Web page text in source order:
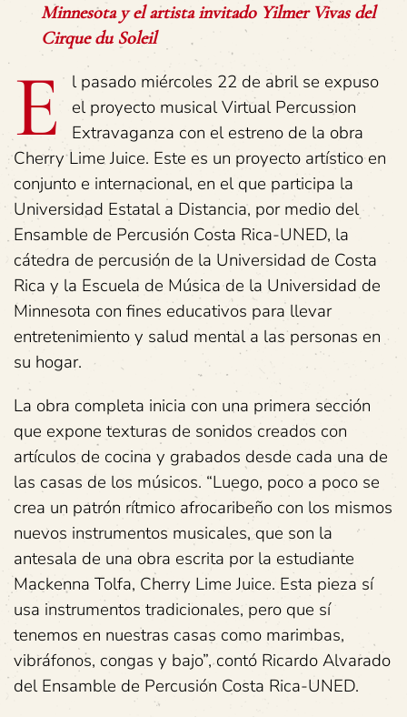
Minnesota y el artista invitado Yilmer Vivas del
Cirque du Soleil
E
l pasado miércoles 22 de abril se expuso
el proyecto musical Virtual Percussion
Extravaganza con el estreno de la obra
Cherry Lime Juice. Este es un proyecto artístico en
conjunto e internacional, en el que participa la
Universidad Estatal a Distancia, por medio del
Ensamble de Percusión Costa Rica-UNED, la
cátedra de percusión de la Universidad de Costa
Rica y la Escuela de Música de la Universidad de
Minnesota con fines educativos para llevar
entretenimiento y salud mental a las personas en
su hogar.
La obra completa inicia con una primera sección
que expone texturas de sonidos creados con
artículos de cocina y grabados desde cada una de
las casas de los músicos. “Luego, poco a poco se
crea un patrón rítmico afrocaribeño con los mismos
nuevos instrumentos musicales, que son la
antesala de una obra escrita por la estudiante
Mackenna Tolfa, Cherry Lime Juice. Esta pieza sí
usa instrumentos tradicionales, pero que sí
tenemos en nuestras casas como marimbas,
vibráfonos, congas y bajo”, contó Ricardo Alvarado
del Ensamble de Percusión Costa Rica-UNED.